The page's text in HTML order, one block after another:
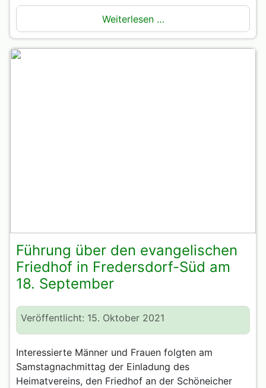
Weiterlesen …
Führung über den evangelischen
Friedhof in Fredersdorf-Süd am
18. September
Veröffentlicht: 15. Oktober 2021
Interessierte Männer und Frauen folgten am
Samstagnachmittag der Einladung des
Heimatvereins, den Friedhof an der Schöneicher